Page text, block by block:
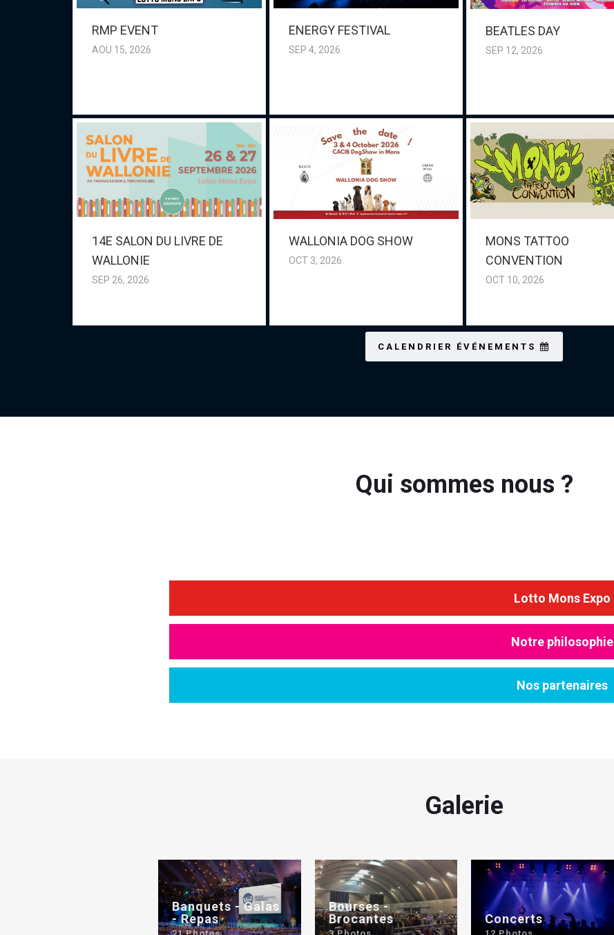
RMP EVENT
AOU 15, 2026
ENERGY FESTIVAL
SEP 4, 2026
BEATLES DAY
SEP 12, 2026
14E SALON DU LIVRE DE
WALLONIE
SEP 26, 2026
WALLONIA DOG SHOW
OCT 3, 2026
MONS TATTOO
CONVENTION
OCT 10, 2026
CALENDRIER ÉVÉNEMENTS
Qui sommes nous ?
Lotto Mons Expo
Notre philosophie
Nos partenaires
Galerie
Banquets - Galas
- Repas
Bourses -
Brocantes
Concerts